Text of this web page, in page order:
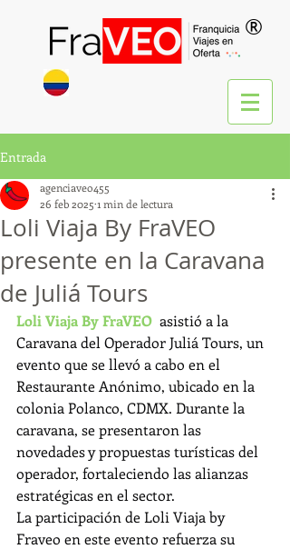
®
Entrada
Loli Viaja By FraVEO
presente en la Caravana
de Juliá Tours
agenciaveo455
26 feb 2025 1 min de lectura
Loli Viaja By FraVEO asistió a la
Caravana del Operador Juliá Tours, un
evento que se llevó a cabo en el
Restaurante Anónimo, ubicado en la
colonia Polanco, CDMX. Durante la
caravana, se presentaron las
novedades y propuestas turísticas del
operador, fortaleciendo las alianzas
estratégicas en el sector.
La participación de Loli Viaja by
Fraveo en este evento refuerza su